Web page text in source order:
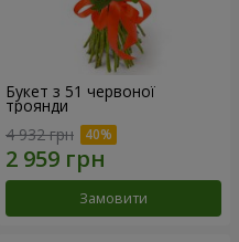
Букет з 51 червоної
троянди
4 932 грн
Замовити